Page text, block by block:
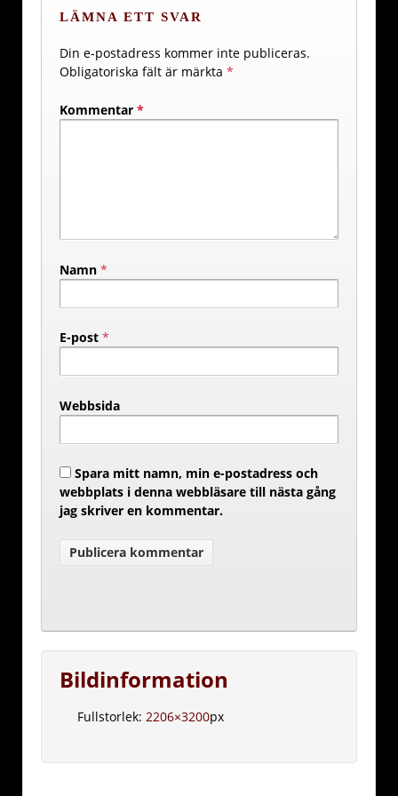
LÄMNA ETT SVAR
Din e-postadress kommer inte publiceras.
Obligatoriska fält är märkta *
Kommentar *
Namn *
E-post *
Webbsida
Spara mitt namn, min e-postadress och
webbplats i denna webbläsare till nästa gång
jag skriver en kommentar.
Bildinformation
Fullstorlek: 2206×3200px